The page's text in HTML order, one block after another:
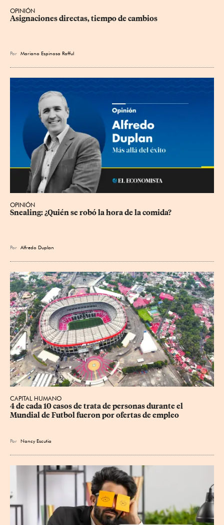
OPINIÓN
Asignaciones directas, tiempo de cambios
Por Mariano Espinosa Rafful
OPINIÓN
Snealing: ¿Quién se robó la hora de la comida?
Por Alfredo Duplan
CAPITAL HUMANO
4 de cada 10 casos de trata de personas durante el
Mundial de Futbol fueron por ofertas de empleo
Por Nancy Escutia